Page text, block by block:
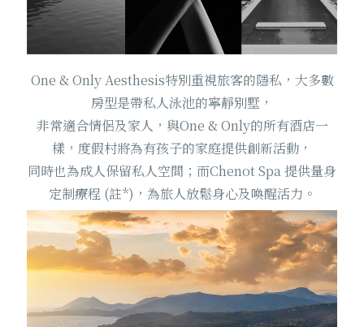
One & Only Aesthesis特別重視旅客的隱私，大多數
房型是帶私人泳池的寧靜別墅，
非常適合情侶及家人，與One & Only的所有酒店一
樣，度假村將為有孩子的家庭提供創新活動，
同時也為成人保留私人空間；而Chenot Spa 提供量身
定制療程 (註*)，為旅人放鬆身心及喚醒活力。